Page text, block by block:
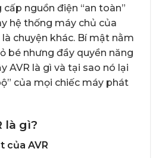
nguồn điện “an toàn”
hệ thống máy chủ của
chuyện khác. Bí mật nằm
bé nhưng đầy quyền năng
AVR là gì và tại sao nó lại
của mọi chiếc máy phát
là gì?
của AVR